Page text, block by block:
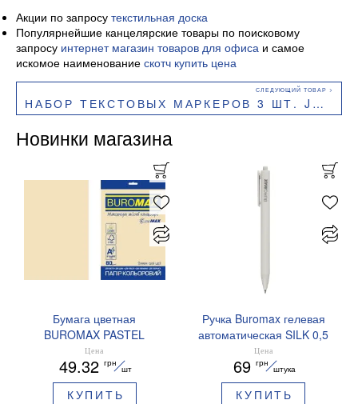
Акции по запросу текстильная доска
Популярнейшие канцелярские товары по поисковому
запросу интернет магазин товаров для офиса и самое
искомое наименование скотч купить цена
НАБОР ТЕКСТОВЫХ МАРКЕРОВ 3 ШТ. JOBMAX BUROMAX BM.8902-93
Новинки магазина
Бумага цветная
BUROMAX PASTEL
EUROMAX 20 арк А4 80 г/
мс BM.2721220E-08
Цена
49.32 грн
шт
КУПИТЬ
Ручка Buromax гелевая
автоматическая SILK 0,5
мм синие чернила
BM.83100
Цена
69 грн
штука
КУПИТЬ